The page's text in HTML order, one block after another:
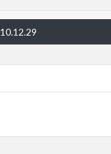
10.12.29